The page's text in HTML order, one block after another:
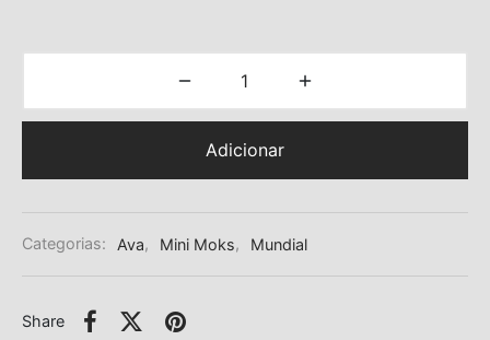
Adicionar
Categorias: Ava, Mini Moks, Mundial
Share